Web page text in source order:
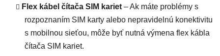
Flex kábel čítača SIM kariet – Ak máte problémy s
rozpoznaním SIM karty alebo nepravidelnú konektivitu
s mobilnou sieťou, môže byť nutná výmena flex kábla
čítača SIM kariet.